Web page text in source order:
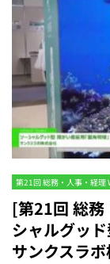
第21回 総務・人事・経理
[第21回 総
シャルグッ
サンクスラ